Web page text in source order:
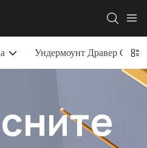
Ундермоунт Дравер